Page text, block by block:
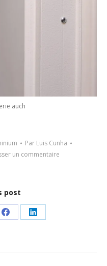
auch
Par Luis Cunha
un commentaire
post
Partager
Facebook
Partager
LinkedIn